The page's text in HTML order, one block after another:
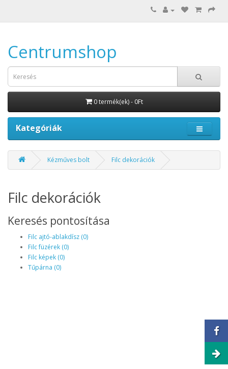
Centrumshop
0 termék(ek) - 0Ft
Kategóriák
Kézműves bolt Filc dekorációk
Filc dekorációk
Keresés pontosítása
Filc ajtó-ablakdísz (0)
Filc füzérek (0)
Filc képek (0)
Tűpárna (0)